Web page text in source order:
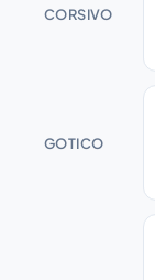
CORSIVO
GOTICO